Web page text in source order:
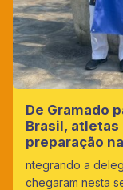
De Gramado
Brasil,
preparação
ntegrando a
chegaram nesta